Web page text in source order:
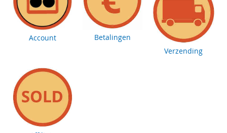
Account
Betalingen
Verzending